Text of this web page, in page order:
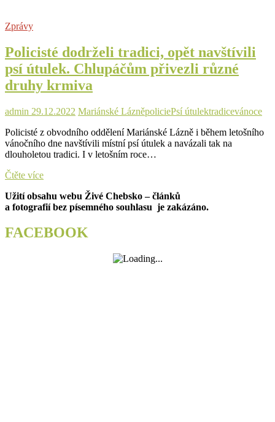
útulku.
Také
letos
jim
přivezli
krmivo
pamlsky
Zprávy
Policisté dodrželi tradici, opět navštívili
psí útulek. Chlupáčům přivezli různé
druhy krmiva
admin 29.12.2022 Mariánské LázněpoliciePsí útulektradicevánoce
Policisté z obvodního oddělení Mariánské Lázně i během letošního
vánočního dne navštívili místní psí útulek a navázali tak na
dlouholetou tradici. I v letošním roce…
Čtěte vícePolicisté
tradici,
opět
psí
útulek.
Užití obsahu webu Živé Chebsko – článků
a fotografií bez písemného souhlasu je zakázáno.
FACEBOOK